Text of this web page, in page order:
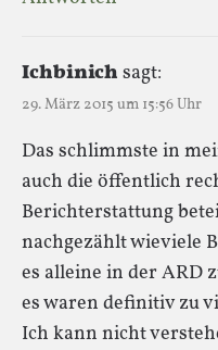
Ichbinich sagt:
29. März 2015 um 15:56 Uhr
Das schlimmste in
auch die öffentlich
Berichterstattung
nachgezählt wieviele
es alleine in der ARD
es waren definitiv zu
Ich kann nicht